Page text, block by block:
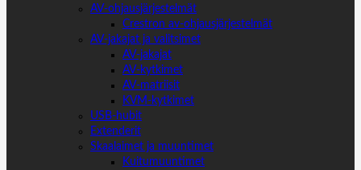
AV-ohjausjärjestelmät
Crestron av-ohjausjärjestelmät
AV-jakajat ja valitsimet
AV-jakajat
AV-kytkimet
AV-matriisit
KVM-kytkimet
USB-hubit
Extenderit
Skaalaimet ja muuntimet
Kuitumuuntimet